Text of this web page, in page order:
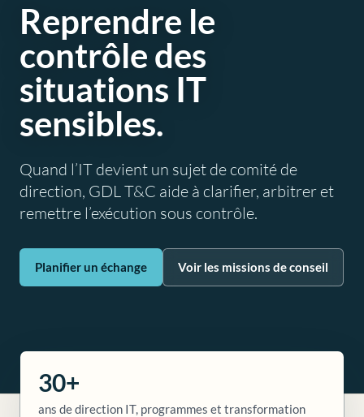
Reprendre le
contrôle des
situations IT
sensibles.
Quand l’IT devient un sujet de comité de
direction, GDL T&C aide à clarifier, arbitrer et
remettre l’exécution sous contrôle.
Planifier un échange Voir les missions de conseil
30+
ans de direction IT, programmes et transformation